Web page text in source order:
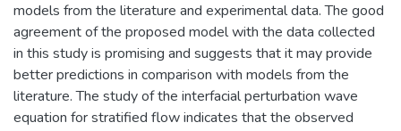
models from the literature and experimental data. The good
agreement of the proposed model with the data collected
in this study is promising and suggests that it may provide
better predictions in comparison with models from the
literature. The study of the interfacial perturbation wave
equation for stratified flow indicates that the observed